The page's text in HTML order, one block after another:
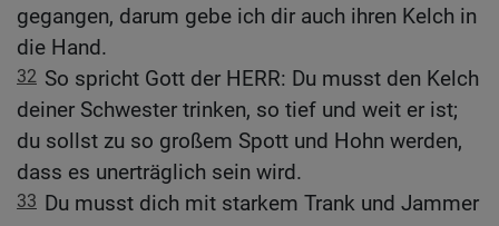
gegangen, darum gebe ich dir auch ihren Kelch in
die Hand.
32 So spricht Gott der HERR: Du musst den Kelch
deiner Schwester trinken, so tief und weit er ist;
du sollst zu so großem Spott und Hohn werden,
dass es unerträglich sein wird.
33 Du musst dich mit starkem Trank und Jammer